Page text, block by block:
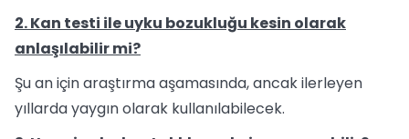
2. Kan testi ile uyku bozukluğu kesin olarak
anlaşılabilir mi?
Şu an için araştırma aşamasında, ancak ilerleyen
yıllarda yaygın olarak kullanılabilecek.